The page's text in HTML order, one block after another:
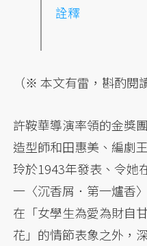
詮釋
（※ 本文有雷，斟酌閱
許鞍華導演率領的金獎
造型師和田惠美、編劇
玲於1943年發表、令她
一〈沉香屑．第一爐香
在「女學生為愛為財自
花」的情節表象之外，